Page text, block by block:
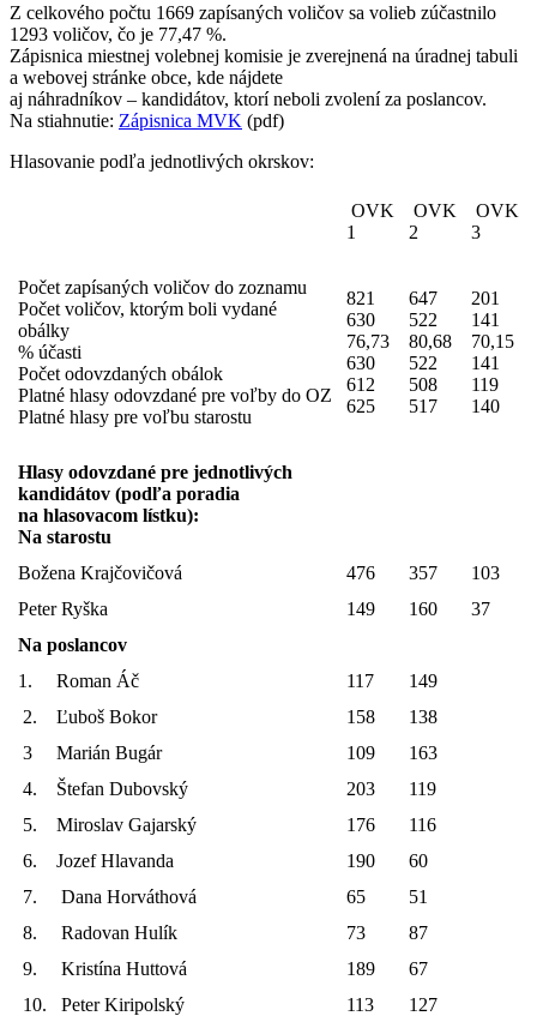
Z celkového počtu 1669 zapísaných voličov sa volieb zúčastnilo
1293 voličov, čo je 77,47 %.
Zápisnica miestnej volebnej komisie je zverejnená na úradnej tabuli
a webovej stránke obce, kde nájdete
aj náhradníkov – kandidátov, ktorí neboli zvolení za poslancov.
Na stiahnutie: Zápisnica MVK (pdf)
Hlasovanie podľa jednotlivých okrskov:
OVK
1
OVK
2
OVK
3
Počet zapísaných voličov do zoznamu
Počet voličov, ktorým boli vydané
obálky
% účasti
Počet odovzdaných obálok
Platné hlasy odovzdané pre voľby do OZ
Platné hlasy pre voľbu starostu
821
630
76,73
630
612
625
647
522
80,68
522
508
517
201
141
70,15
141
119
140
Hlasy odovzdané pre jednotlivých
kandidátov (podľa poradia
na hlasovacom lístku):
Na starostu
Božena Krajčovičová
476 357
103
Peter Ryška
149 160
37
Na poslancov
1. Roman Áč
117
149
2. Ľuboš Bokor
158
138
3 Marián Bugár
109
163
4. Štefan Dubovský
203
119
5. Miroslav Gajarský
176
116
6. Jozef Hlavanda
190
60
7. Dana Horváthová
65
51
8. Radovan Hulík
73
87
9. Kristína Huttová
189
67
10. Peter Kiripolský
113
127